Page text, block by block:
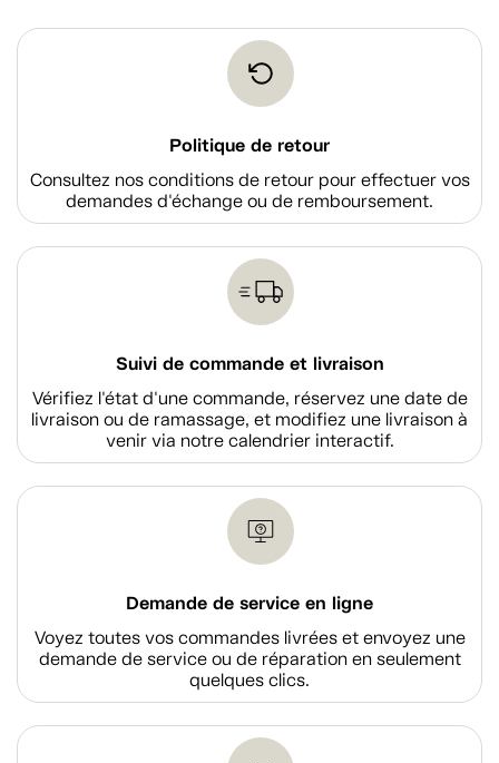
Politique de retour
Consultez nos conditions de retour pour effectuer vos
demandes d'échange ou de remboursement.
Suivi de commande et livraison
Vérifiez l'état d'une commande, réservez une date de
livraison ou de ramassage, et modifiez une livraison à
venir via notre calendrier interactif.
Demande de service en ligne
Voyez toutes vos commandes livrées et envoyez une
demande de service ou de réparation en seulement
quelques clics.